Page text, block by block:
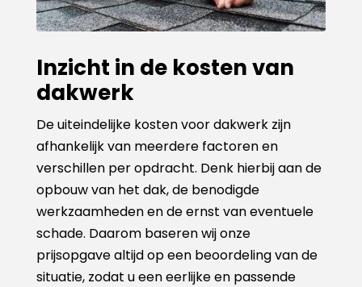
Inzicht in de kosten van
dakwerk
De uiteindelijke kosten voor dakwerk zijn
afhankelijk van meerdere factoren en
verschillen per opdracht. Denk hierbij aan de
opbouw van het dak, de benodigde
werkzaamheden en de ernst van eventuele
schade. Daarom baseren wij onze
prijsopgave altijd op een beoordeling van de
situatie, zodat u een eerlijke en passende